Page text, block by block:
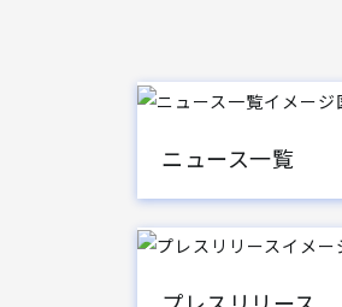
ニュース一覧